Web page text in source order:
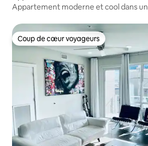
éans
Appartement moderne et cool dans
Coup de cœur voyageurs
Coup de cœur voyageurs